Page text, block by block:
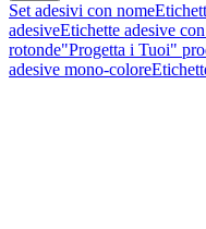
Set adesivi con nome
adesiveEtichette adesive
rotonde"Progetta i Tuoi"
adesive mono-colore